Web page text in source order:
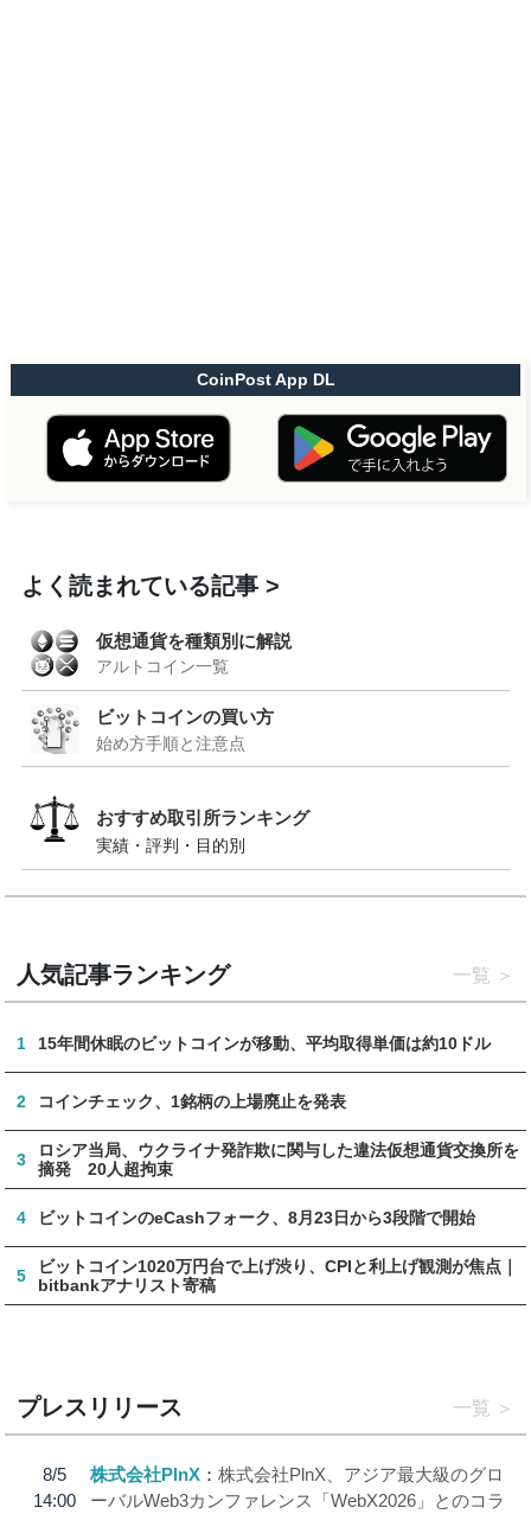
CoinPost App DL
よく読まれている記事
仮想通貨を種類別に解説
アルトコイン一覧
ビットコインの買い方
始め方手順と注意点
おすすめ取引所ランキング
実績・評判・目的別
人気記事ランキング 一覧
1 15年間休眠のビットコインが移動、平均取得単価は約10ドル
2 コインチェック、1銘柄の上場廃止を発表
3
ロシア当局、ウクライナ発詐欺に関与した違法仮想通貨交換所を
摘発 20人超拘束
4 ビットコインのeCashフォーク、8月23日から3段階で開始
5
ビットコイン1020万円台で上げ渋り、CPIと利上げ観測が焦点｜
bitbankアナリスト寄稿
プレスリリース 一覧
8/5
14:00
株式会社PlnX
株式会社PlnX、アジア最大級のグロ
ーバルWeb3カンファレンス「WebX2026」とのコラ